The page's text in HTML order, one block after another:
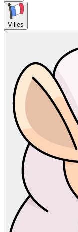
Villes